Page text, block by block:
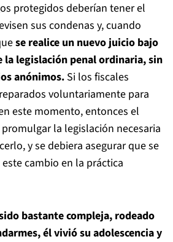
protegidos deberían tener el
sus condenas y, cuando
se realice un nuevo juicio bajo
la legislación penal ordinaria, sin
anónimos.Si los fiscales
voluntariamente para
este momento, entonces el
la legislación necesaria
y se debiera asegurar que se
cambio en la práctica
bastante compleja, rodeado
él vivió su adolescencia y